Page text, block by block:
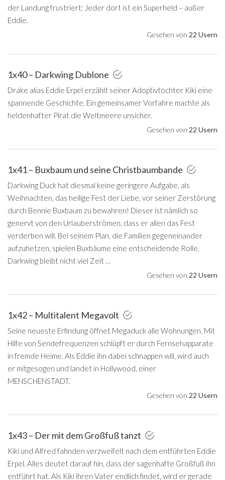
der Landung frustriert: Jeder dort ist ein Superheld – außer
Eddie.
Gesehen von 22 Usern
1x40 – Darkwing Dublone
Drake alias Eddie Erpel erzählt seiner Adoptivtochter Kiki eine
spannende Geschichte. Ein gemeinsamer Vorfahre machte als
heldenhafter Pirat die Weltmeere unsicher.
Gesehen von 22 Usern
1x41 – Buxbaum und seine Christbaumbande
Darkwing Duck hat diesmal keine geringere Aufgabe, als
Weihnachten, das heilige Fest der Liebe, vor seiner Zerstörung
durch Bennie Buxbaum zu bewahren! Dieser ist nämlich so
genervt von den Urlauberströmen, dass er allen das Fest
verderben will. Bei seinem Plan, die Familien gegeneinander
aufzuhetzen, spielen Buxbäume eine entscheidende Rolle.
Darkwing bleibt nicht viel Zeit …
Gesehen von 22 Usern
1x42 – Multitalent Megavolt
Seine neueste Erfindung öffnet Megaduck alle Wohnungen. Mit
Hilfe von Sendefrequenzen schlüpft er durch Fernsehapparate
in fremde Heime. Als Eddie ihn dabei schnappen will, wird auch
er mitgesogen und landet in Hollywood, einer
MENSCHENSTADT.
Gesehen von 22 Usern
1x43 – Der mit dem Großfuß tanzt
Kiki und Alfred fahnden verzweifelt nach dem entführten Eddie
Erpel. Alles deutet darauf hin, dass der sagenhafte Großfuß ihn
entführt hat. Als Kiki ihren Vater endlich findet, wird er gerade